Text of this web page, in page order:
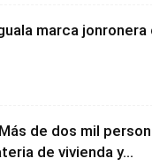
marca jonronera
de dos mil
de vivienda y...